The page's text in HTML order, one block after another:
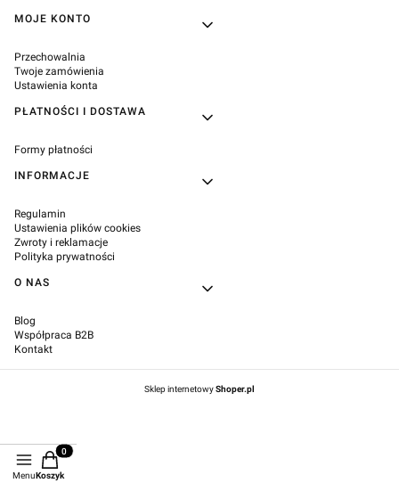
Linki w stopce
MOJE KONTO
Przechowalnia
Twoje zamówienia
Ustawienia konta
PŁATNOŚCI I DOSTAWA
Formy płatności
INFORMACJE
Regulamin
Ustawienia plików cookies
Zwroty i reklamacje
Polityka prywatności
O NAS
Blog
Współpraca B2B
Kontakt
Sklep internetowyShoper.pl
Menu
Produkty w koszyku: 0. Zobacz szczegóły
Koszyk